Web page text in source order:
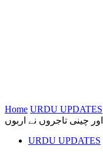
Home URDU UPDATES
URDU UPDATES